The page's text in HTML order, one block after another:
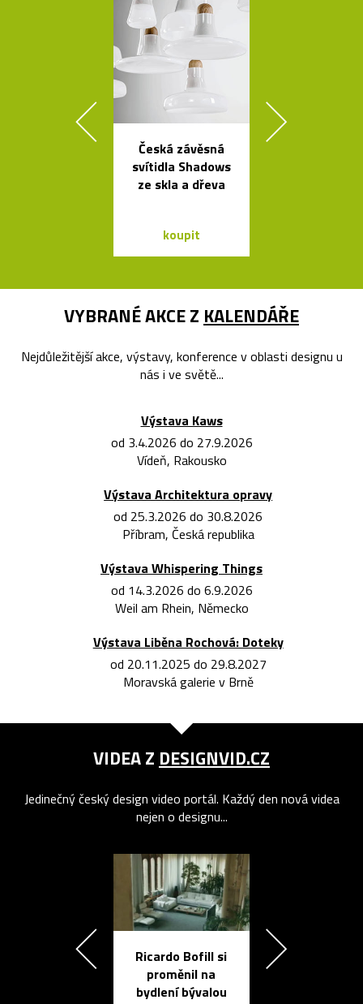
Česká závěsná
svítidla Shadows
ze skla a dřeva
koupit
VYBRANÉ AKCE Z KALENDÁŘE
Nejdůležitější akce, výstavy, konference v oblasti designu u
nás i ve světě...
Výstava Kaws
od 3.4.2026 do 27.9.2026
Vídeň, Rakousko
Výstava Architektura opravy
od 25.3.2026 do 30.8.2026
Příbram, Česká republika
Výstava Whispering Things
od 14.3.2026 do 6.9.2026
Weil am Rhein, Německo
Výstava Liběna Rochová: Doteky
od 20.11.2025 do 29.8.2027
Moravská galerie v Brně
VIDEA Z DESIGNVID.CZ
Jedinečný český design video portál. Každý den nová videa
nejen o designu...
Ricardo Bofill si
proměnil na
bydlení bývalou